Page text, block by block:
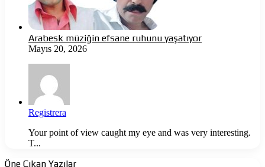
Arabesk müziğin efsane ruhunu yaşatıyor
Mayıs 20, 2026
Registrera
Your point of view caught my eye and was very interesting.
T...
Öne Çıkan Yazılar